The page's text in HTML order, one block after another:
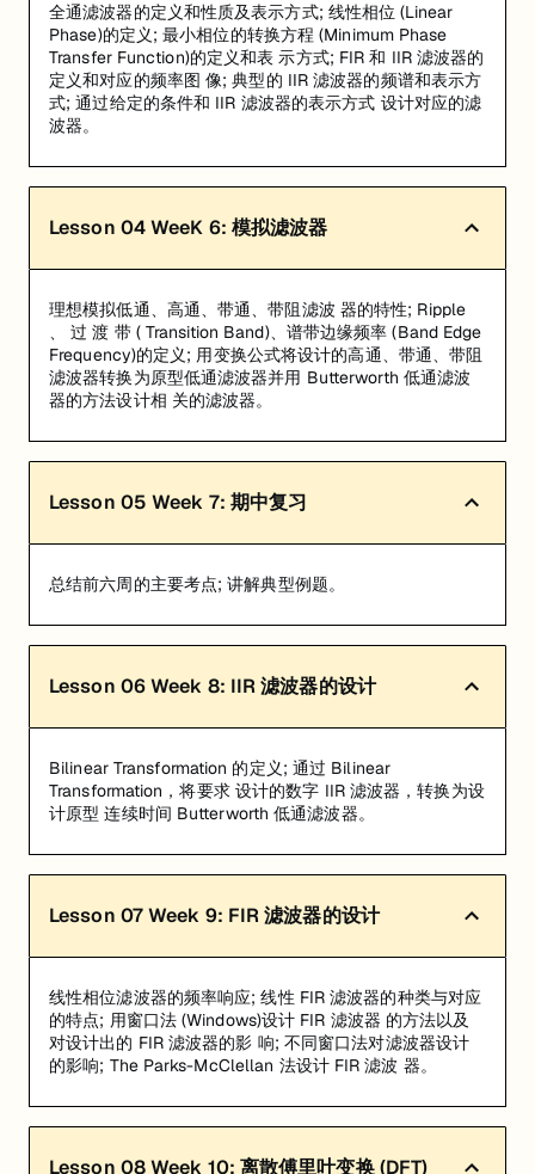
全通滤波器的定义和性质及表示方式; 线性相位 (Linear
Phase)的定义; 最小相位的转换方程 (Minimum Phase
Transfer Function)的定义和表 示方式; FIR 和 IIR 滤波器的
定义和对应的频率图 像; 典型的 IIR 滤波器的频谱和表示方
式; 通过给定的条件和 IIR 滤波器的表示方式 设计对应的滤
波器。
Lesson 04WeeK 6: 模拟滤波器
理想模拟低通、高通、带通、带阻滤波 器的特性; Ripple
、 过 渡 带 ( Transition Band)、谱带边缘频率 (Band Edge
Frequency)的定义; 用变换公式将设计的高通、带通、带阻
滤波器转换为原型低通滤波器并用 Butterworth 低通滤波
器的方法设计相 关的滤波器。
Lesson 05 Week 7: 期中复习
总结前六周的主要考点; 讲解典型例题。
Lesson 06Week 8: IIR 滤波器的设计
Bilinear Transformation 的定义; 通过 Bilinear
Transformation，将要求 设计的数字 IIR 滤波器，转换为设
计原型 连续时间 Butterworth 低通滤波器。
Lesson 07Week 9: FIR 滤波器的设计
线性相位滤波器的频率响应; 线性 FIR 滤波器的种类与对应
的特点; 用窗口法 (Windows)设计 FIR 滤波器 的方法以及
对设计出的 FIR 滤波器的影 响; 不同窗口法对滤波器设计
的影响; The Parks-McClellan 法设计 FIR 滤波 器。
Lesson 08Week 10: 离散傅里叶变换 (DFT)